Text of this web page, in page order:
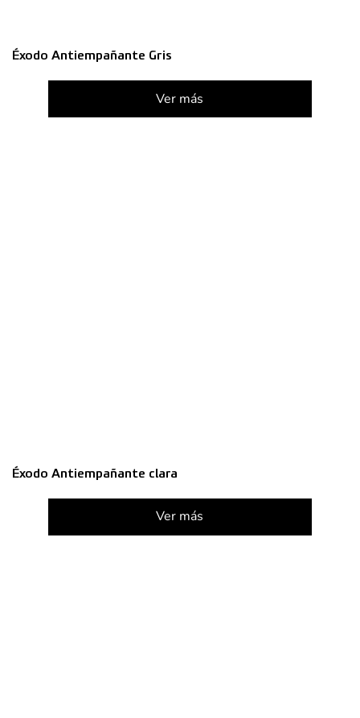
Éxodo Antiempañante Gris
Ver más
Éxodo Antiempañante clara
Ver más